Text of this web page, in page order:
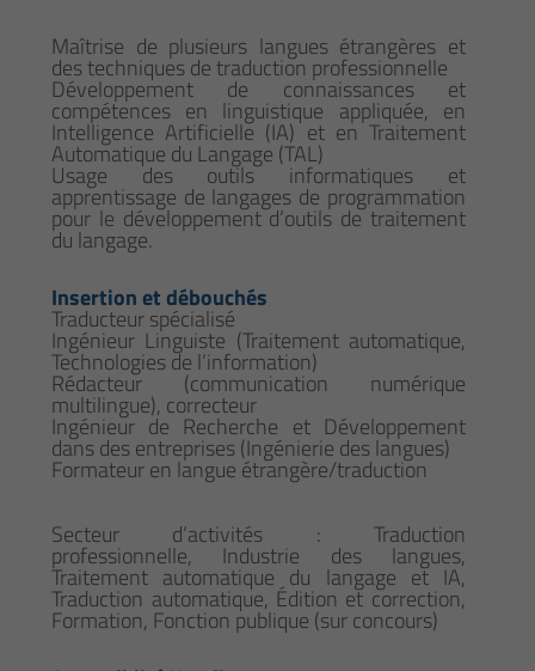
Maîtrise de plusieurs langues étrangères et
des techniques de traduction professionnelle
Développement de connaissances et
compétences en linguistique appliquée, en
Intelligence Artificielle (IA) et en Traitement
Automatique du Langage (TAL)
Usage des outils informatiques et
apprentissage de langages de programmation
pour le développement d’outils de traitement
du langage.
Insertion et débouchés
Traducteur spécialisé
Ingénieur Linguiste (Traitement automatique,
Technologies de l’information)
Rédacteur (communication numérique
multilingue), correcteur
Ingénieur de Recherche et Développement
dans des entreprises (Ingénierie des langues)
Formateur en langue étrangère/traduction
Secteur d’activités : Traduction
professionnelle, Industrie des langues,
Traitement automatique du langage et IA,
Traduction automatique, Édition et correction,
Formation, Fonction publique (sur concours)